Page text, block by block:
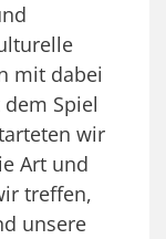
mit dabei
Spiel
wir
Art und
treffen,
unsere